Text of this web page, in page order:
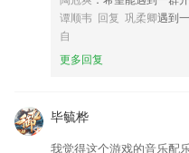
谭顺韦 回复 巩柔卿遇到
自
更多回复
毕毓桦
我觉得这个游戏的音乐配